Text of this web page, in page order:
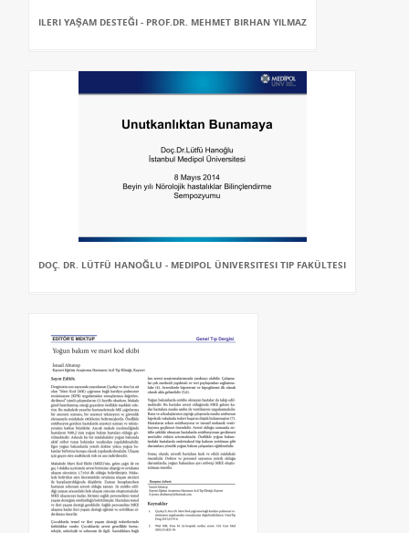
ILERI YAŞAM DESTEĞI - PROF.DR. MEHMET BIRHAN YILMAZ
DOÇ. DR. LÜTFÜ HANOĞLU - MEDIPOL ÜNIVERSITESI TIP FAKÜLTESI